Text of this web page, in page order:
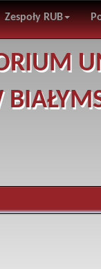
Zespoły RUB